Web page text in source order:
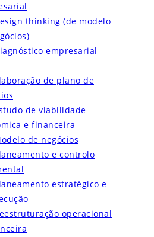
thinking (de modelo
empresarial
de plano de
de viabilidade
e financeira
de negócios
e controlo
estratégico e
operacional